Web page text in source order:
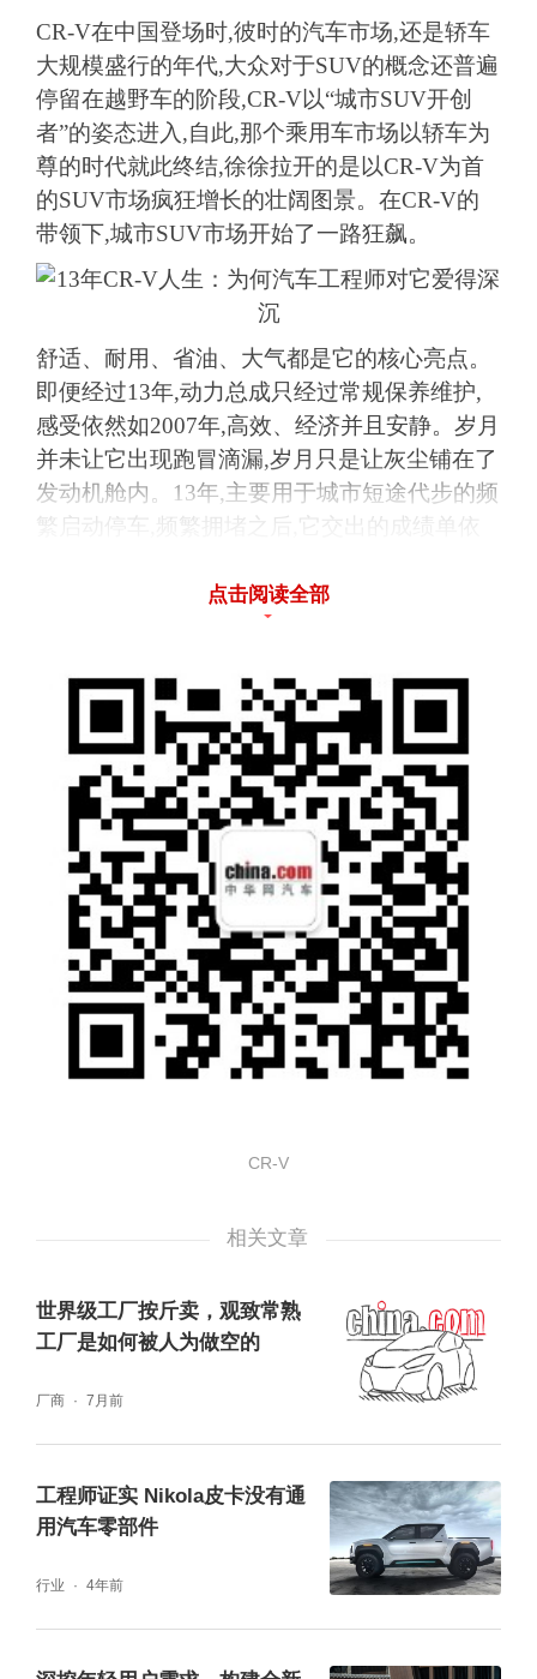
CR-V在中国登场时,彼时的汽车市场,还是轿车
大规模盛行的年代,大众对于SUV的概念还普遍
停留在越野车的阶段,CR-V以“城市SUV开创
者”的姿态进入,自此,那个乘用车市场以轿车为
尊的时代就此终结,徐徐拉开的是以CR-V为首
的SUV市场疯狂增长的壮阔图景。在CR-V的
带领下,城市SUV市场开始了一路狂飙。
舒适、耐用、省油、大气都是它的核心亮点。
即便经过13年,动力总成只经过常规保养维护,
感受依然如2007年,高效、经济并且安静。岁月
并未让它出现跑冒滴漏,岁月只是让灰尘铺在了
发动机舱内。13年,主要用于城市短途代步的频
繁启动停车,频繁拥堵之后,它交出的成绩单依
13年岁月,并未在这台车身上留下过多印记,不
皮质,打开车门时,总能让人找到如初的味道。
君子恬静如水,滋润万物却不与其相争。CR-V
就是这样,安然无争,却又彰显着自己的独一无
二。
陪伴13年,更因情感交互
陪伴,最为长情,冷冰冰的机械被人爱的深沉,从
不仅仅因为它的技术独一无二,更因为它的造车
理念和品质值得信赖。
聊起这台车,罗先生最频繁提及的一个词是,信
的重视,从诞生之初,对品质的严格把控深入到
本田还采用独有的“检查技术者“体系,确保走下
生产线的每一辆车“零缺陷率”。
现让罗先生非常满意,13年间,这台车陪伴罗先
生往来于城市中的拥堵道路,回老家过节时的高
速坦途和泥泞不堪的乡间小道,以及祖国的多个
点击阅读全部
CR-V
相关文章
世界级工厂按斤卖，观致常熟
工厂是如何被人为做空的
厂商 7月前
工程师证实 Nikola皮卡没有通
用汽车零部件
行业 4年前